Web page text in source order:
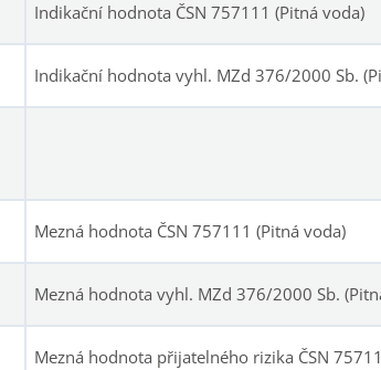
Indikační hodnota ČSN 757111 (Pitná voda)
Indikační hodnota vyhl. MZd 376/2000 Sb.
Mezná hodnota ČSN 757111 (Pitná voda)
Mezná hodnota vyhl. MZd 376/2000 Sb.
Mezná hodnota přijatelného rizika ČSN